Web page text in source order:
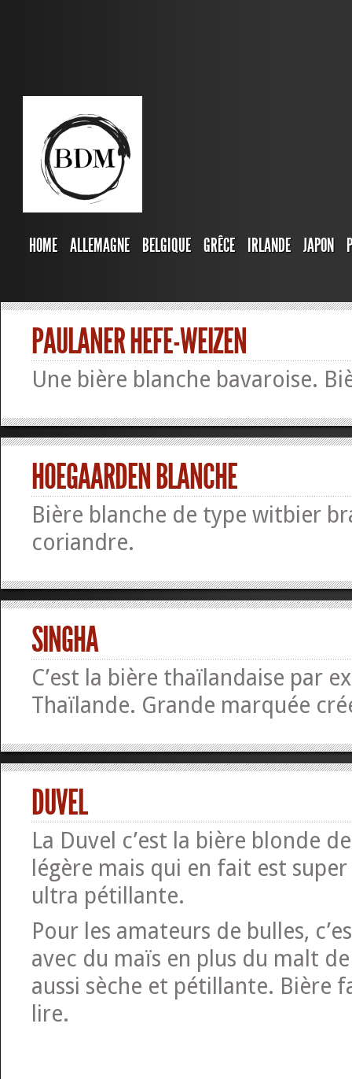
HOME ALLEMAGNE BELGIQUE GRÊCE IRLANDE JAPON
PAULANER HEFE-WEIZEN
Une bière blanche bavaroise.
HOEGAARDEN BLANCHE
Bière blanche de type witbier
coriandre.
SINGHA
C’est la bière thaïlandaise par
Thaïlande. Grande marquée
DUVEL
La Duvel c’est la bière blonde
légère mais qui en fait est
ultra pétillante.
Pour les amateurs de bulles,
avec du maïs en plus du malt
aussi sèche et pétillante. Bière
lire.